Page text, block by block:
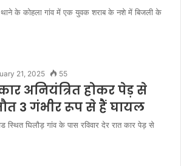
थाने के कोहला गांव में एक युवक शराब के नशे में बिजली के
21, 2025 55
अनियंत्रित होकर पेड़ से
3 गंभीर रूप से हैं घायल
स्थित घिलौड़ गांव के पास रविवार देर रात कार पेड़ से